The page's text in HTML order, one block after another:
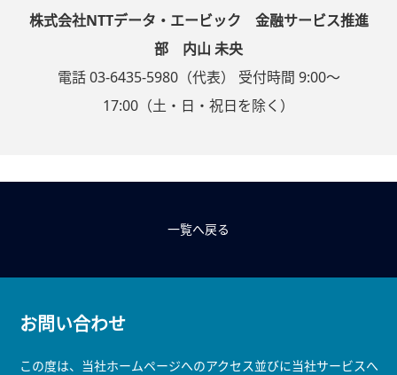
株式会社NTTデータ・エービック 金融サービス推進
部 内山 未央
電話 03-6435-5980（代表） 受付時間 9:00～
17:00（土・日・祝日を除く）
一覧へ戻る
お問い合わせ
この度は、当社ホームページへのアクセス並びに当社サービスへ